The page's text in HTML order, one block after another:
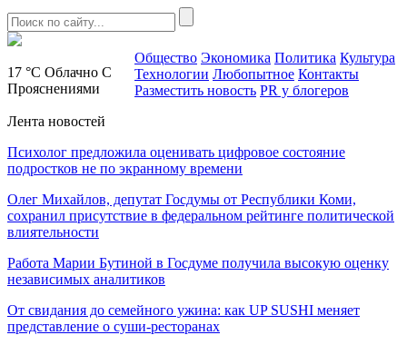
17 °C Облачно С
Прояснениями
Общество Экономика Политика Культура
Технологии Любопытное Контакты
Разместить новость PR у блогеров
Лента новостей
Психолог предложила оценивать цифровое состояние
подростков не по экранному времени
Олег Михайлов, депутат Госдумы от Республики Коми,
сохранил присутствие в федеральном рейтинге политической
влиятельности
Работа Марии Бутиной в Госдуме получила высокую оценку
независимых аналитиков
От свидания до семейного ужина: как UP SUSHI меняет
представление о суши-ресторанах